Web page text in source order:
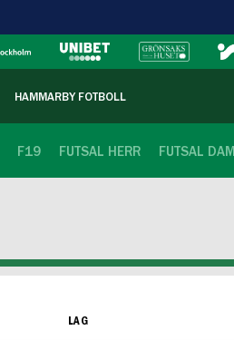
HAMMARBY FOTBOLL
F19 FUTSAL HERR FUTSAL DAM
LAG